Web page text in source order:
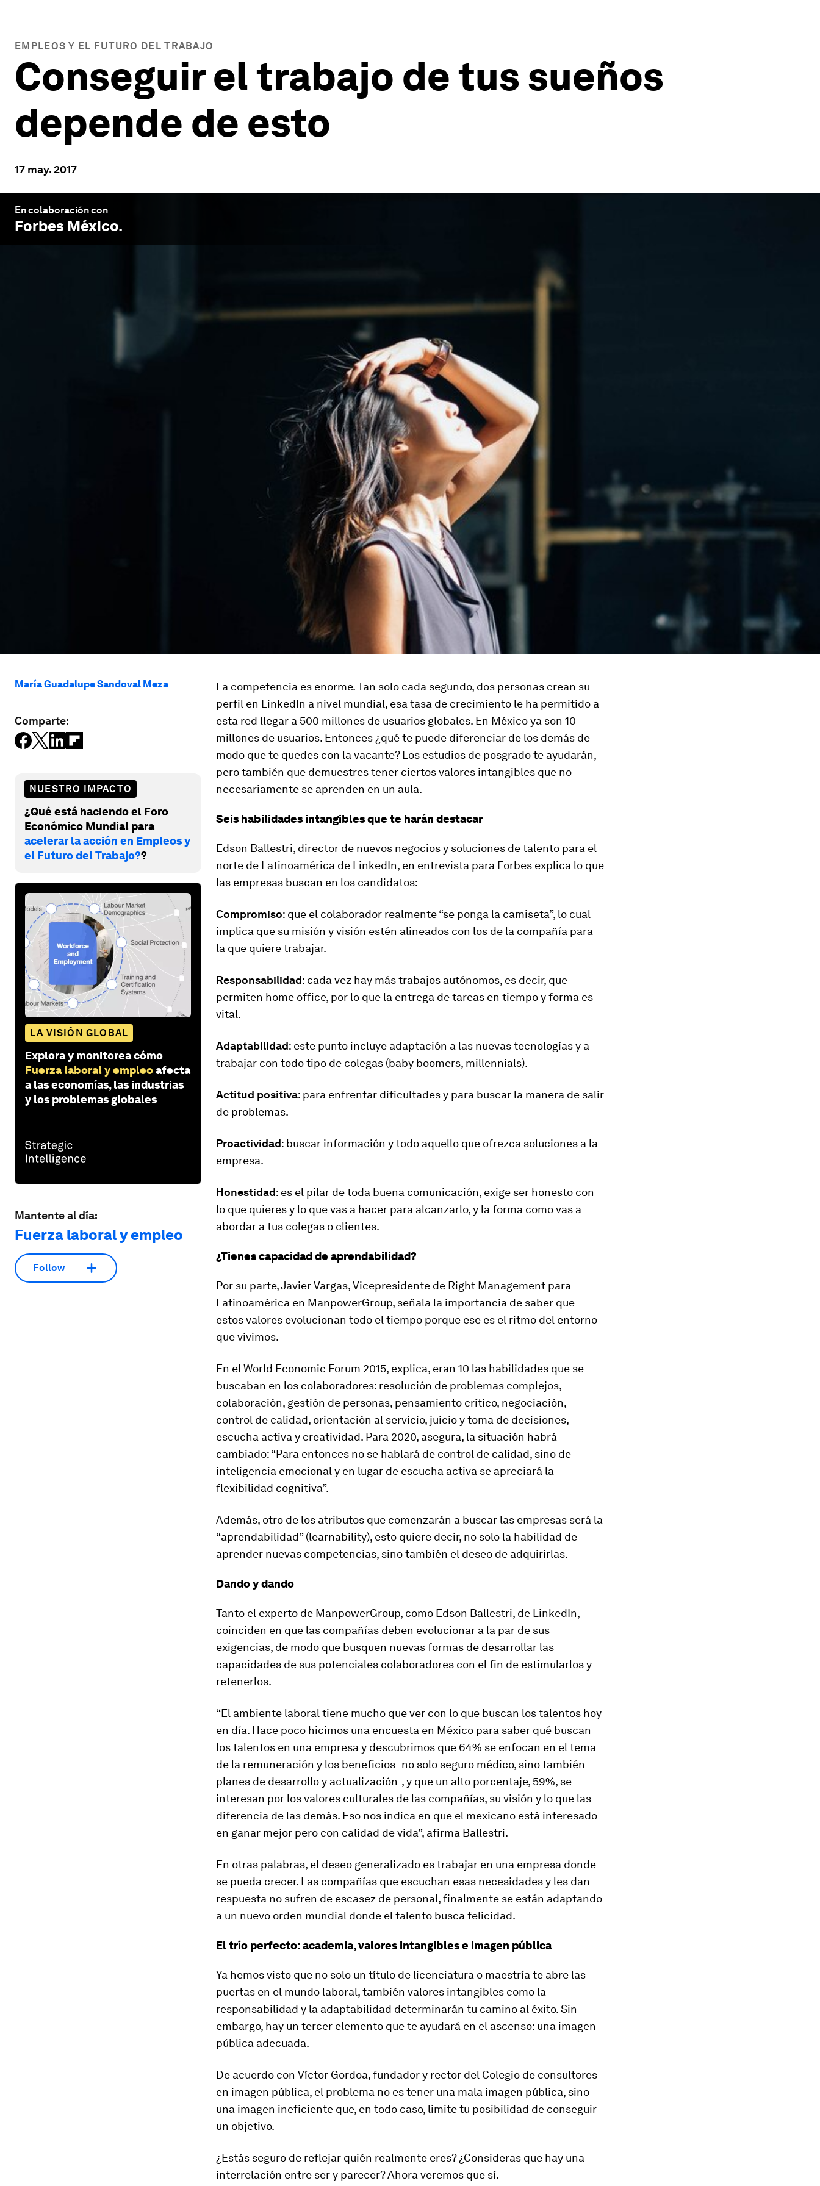
EMPLEOS Y EL FUTURO DEL TRABAJO
Conseguir el trabajo de tus sueños
depende de esto
17 may. 2017
En colaboración con
Forbes México.
María Guadalupe Sandoval Meza
Comparte:
NUESTRO IMPACTO
¿Qué está haciendo el Foro
Económico Mundial para
acelerar la acción en Empleos y
el Futuro del Trabajo??
LA VISIÓN GLOBAL
Explora y monitorea cómo
Fuerza laboral y empleoafecta
a las economías, las industrias
y los problemas globales
Mantente al día:
Fuerza laboral y empleo
Follow
La competencia es enorme. Tan solo cada segundo, dos personas crean su
perfil en LinkedIn a nivel mundial, esa tasa de crecimiento le ha permitido a
esta red llegar a 500 millones de usuarios globales. En México ya son 10
millones de usuarios. Entonces ¿qué te puede diferenciar de los demás de
modo que te quedes con la vacante? Los estudios de posgrado te ayudarán,
pero también que demuestres tener ciertos valores intangibles que no
necesariamente se aprenden en un aula.
Seis habilidades intangibles que te harán destacar
Edson Ballestri, director de nuevos negocios y soluciones de talento para el
norte de Latinoamérica de LinkedIn, en entrevista para Forbes explica lo que
las empresas buscan en los candidatos:
Compromiso: que el colaborador realmente “se ponga la camiseta”, lo cual
implica que su misión y visión estén alineados con los de la compañía para
la que quiere trabajar.
Responsabilidad: cada vez hay más trabajos autónomos, es decir, que
permiten home office, por lo que la entrega de tareas en tiempo y forma es
vital.
Adaptabilidad: este punto incluye adaptación a las nuevas tecnologías y a
trabajar con todo tipo de colegas (baby boomers, millennials).
Actitud positiva: para enfrentar dificultades y para buscar la manera de salir
de problemas.
Proactividad: buscar información y todo aquello que ofrezca soluciones a la
empresa.
Honestidad: es el pilar de toda buena comunicación, exige ser honesto con
lo que quieres y lo que vas a hacer para alcanzarlo, y la forma como vas a
abordar a tus colegas o clientes.
¿Tienes capacidad de aprendabilidad?
Por su parte, Javier Vargas, Vicepresidente de Right Management para
Latinoamérica en ManpowerGroup, señala la importancia de saber que
estos valores evolucionan todo el tiempo porque ese es el ritmo del entorno
que vivimos.
En el World Economic Forum 2015, explica, eran 10 las habilidades que se
buscaban en los colaboradores: resolución de problemas complejos,
colaboración, gestión de personas, pensamiento crítico, negociación,
control de calidad, orientación al servicio, juicio y toma de decisiones,
escucha activa y creatividad. Para 2020, asegura, la situación habrá
cambiado: “Para entonces no se hablará de control de calidad, sino de
inteligencia emocional y en lugar de escucha activa se apreciará la
flexibilidad cognitiva”.
Además, otro de los atributos que comenzarán a buscar las empresas será la
“aprendabilidad” (learnability), esto quiere decir, no solo la habilidad de
aprender nuevas competencias, sino también el deseo de adquirirlas.
Dando y dando
Tanto el experto de ManpowerGroup, como Edson Ballestri, de LinkedIn,
coinciden en que las compañías deben evolucionar a la par de sus
exigencias, de modo que busquen nuevas formas de desarrollar las
capacidades de sus potenciales colaboradores con el fin de estimularlos y
retenerlos.
“El ambiente laboral tiene mucho que ver con lo que buscan los talentos hoy
en día. Hace poco hicimos una encuesta en México para saber qué buscan
los talentos en una empresa y descubrimos que 64% se enfocan en el tema
de la remuneración y los beneficios -no solo seguro médico, sino también
planes de desarrollo y actualización-, y que un alto porcentaje, 59%, se
interesan por los valores culturales de las compañías, su visión y lo que las
diferencia de las demás. Eso nos indica en que el mexicano está interesado
en ganar mejor pero con calidad de vida”, afirma Ballestri.
En otras palabras, el deseo generalizado es trabajar en una empresa donde
se pueda crecer. Las compañías que escuchan esas necesidades y les dan
respuesta no sufren de escasez de personal, finalmente se están adaptando
a un nuevo orden mundial donde el talento busca felicidad.
El trío perfecto: academia, valores intangibles e imagen pública
Ya hemos visto que no solo un título de licenciatura o maestría te abre las
puertas en el mundo laboral, también valores intangibles como la
responsabilidad y la adaptabilidad determinarán tu camino al éxito. Sin
embargo, hay un tercer elemento que te ayudará en el ascenso: una imagen
pública adecuada.
De acuerdo con Víctor Gordoa, fundador y rector del Colegio de consultores
en imagen pública, el problema no es tener una mala imagen pública, sino
una imagen ineficiente que, en todo caso, limite tu posibilidad de conseguir
un objetivo.
¿Estás seguro de reflejar quién realmente eres? ¿Consideras que hay una
interrelación entre ser y parecer? Ahora veremos que sí.